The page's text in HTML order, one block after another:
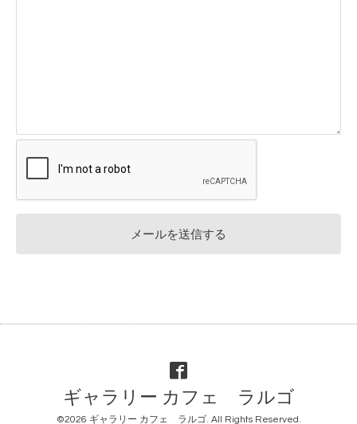
ギャラリー カフェ ラルゴ
©2026 ギャラリー カフェ ラルゴ. All Rights Reserved.